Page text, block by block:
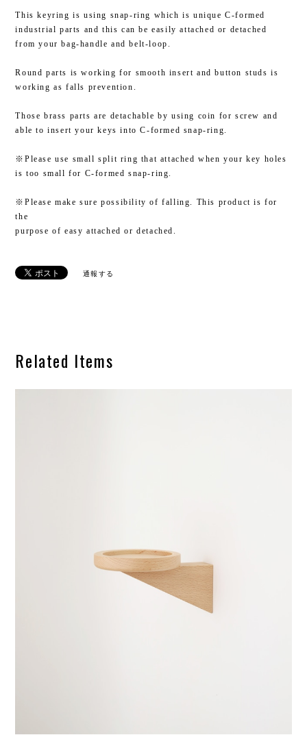
This keyring is using snap-ring which is unique C-formed
industrial parts and this can be easily attached or detached
from your bag-handle and belt-loop.
Round parts is working for smooth insert and button studs is
working as falls prevention.
Those brass parts are detachable by using coin for screw and
able to insert your keys into C-formed snap-ring.
※Please use small split ring that attached when your key holes
is too small for C-formed snap-ring.
※Please make sure possibility of falling. This product is for
the
purpose of easy attached or detached.
通報する
Related Items